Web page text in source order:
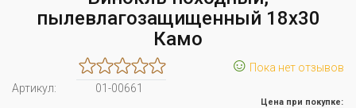
пылевлагозащищенный 18х30
Камо
☺ Пока нет отзывов
Артикул:
01-00661
Цена при покупке: